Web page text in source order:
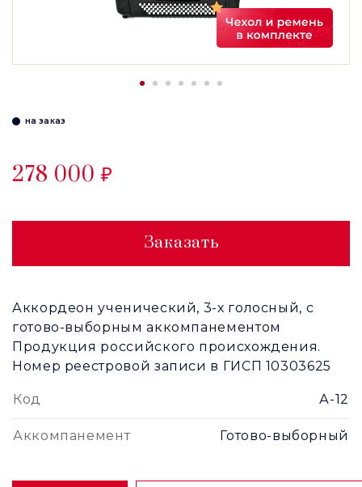
на заказ
278 000 ₽
Заказать
Аккордеон ученический, 3-х голосный, с
готово-выборным аккомпанементом
Продукция российского происхождения.
Номер реестровой записи в ГИСП 10303625
Код А-12
Аккомпанемент Готово-выборный